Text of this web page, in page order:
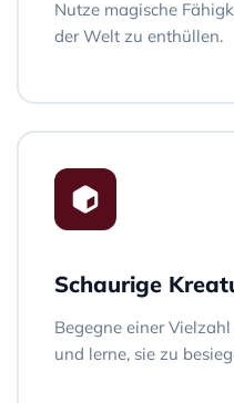
Nutze magische
der Welt zu enthüllen.
Schaurige
Begegne einer
und lerne, sie zu